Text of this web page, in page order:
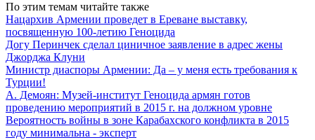
По этим темам читайте также
Нацархив Армении проведет в Ереване выставку,
посвященную 100-летию Геноцида
Догу Перинчек сделал циничное заявление в адрес жены
Джорджа Клуни
Министр диаспоры Армении: Да – у меня есть требования к
Турции!
А. Демоян: Музей-институт Геноцида армян готов
проведению мероприятий в 2015 г. на должном уровне
Вероятность войны в зоне Карабахского конфликта в 2015
году минимальна - эксперт